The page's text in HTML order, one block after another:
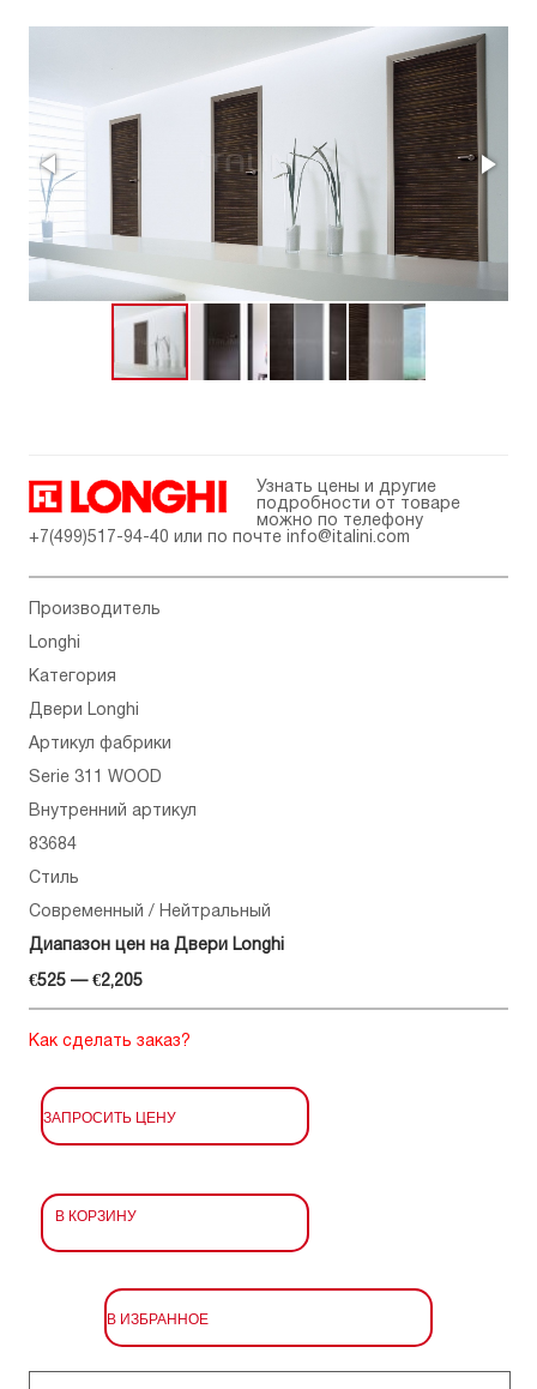
Узнать цены и другие
подробности от товаре
можно по телефону
+7(499)517-94-40 или по почте info@italini.com
Производитель
Longhi
Категория
Двери Longhi
Артикул фабрики
Serie 311 WOOD
Внутренний артикул
83684
Стиль
Современный / Нейтральный
Диапазон цен на Двери Longhi
€525 — €2,205
Как сделать заказ?
ЗАПРОСИТЬ ЦЕНУ
В КОРЗИНУ
В ИЗБРАННОЕ